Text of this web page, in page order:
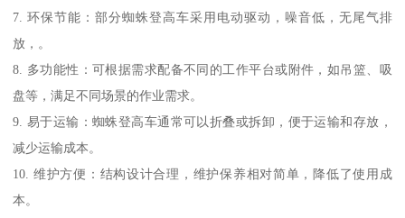
7. 环保节能：部分蜘蛛登高车采用电动驱动，噪音低，无尾气排
放，。
8. 多功能性：可根据需求配备不同的工作平台或附件，如吊篮、吸
盘等，满足不同场景的作业需求。
9. 易于运输：蜘蛛登高车通常可以折叠或拆卸，便于运输和存放，
减少运输成本。
10. 维护方便：结构设计合理，维护保养相对简单，降低了使用成
本。